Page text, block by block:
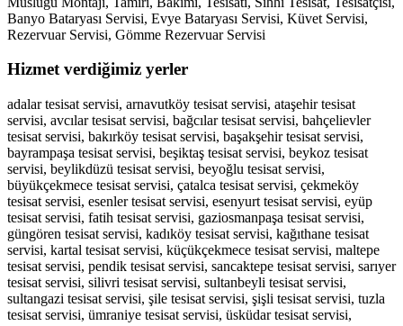
Banyo Bataryası Servisi, Evye Bataryası Servisi, Küvet Servisi,
Rezervuar Servisi, Gömme Rezervuar Servisi
Hizmet verdiğimiz yerler
adalar tesisat servisi, arnavutköy tesisat servisi, ataşehir tesisat
servisi, avcılar tesisat servisi, bağcılar tesisat servisi, bahçelievler
tesisat servisi, bakırköy tesisat servisi, başakşehir tesisat servisi,
bayrampaşa tesisat servisi, beşiktaş tesisat servisi, beykoz tesisat
servisi, beylikdüzü tesisat servisi, beyoğlu tesisat servisi,
büyükçekmece tesisat servisi, çatalca tesisat servisi, çekmeköy
tesisat servisi, esenler tesisat servisi, esenyurt tesisat servisi, eyüp
tesisat servisi, fatih tesisat servisi, gaziosmanpaşa tesisat servisi,
güngören tesisat servisi, kadıköy tesisat servisi, kağıthane tesisat
servisi, kartal tesisat servisi, küçükçekmece tesisat servisi, maltepe
tesisat servisi, pendik tesisat servisi, sancaktepe tesisat servisi, sarıyer
tesisat servisi, silivri tesisat servisi, sultanbeyli tesisat servisi,
sultangazi tesisat servisi, şile tesisat servisi, şişli tesisat servisi, tuzla
tesisat servisi, ümraniye tesisat servisi, üsküdar tesisat servisi,